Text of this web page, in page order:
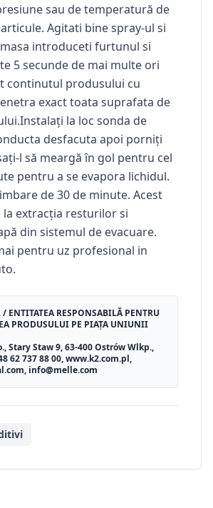
sau de temperatură de
Agitati bine spray-ul si
introduceti furtunul si
5 secunde de mai multe ori
continutul produsului cu
exact toata suprafata de
la loc sonda de
desfacuta apoi porniți
l să meargă în gol pentru cel
pentru a se evapora lichidul.
de 30 de minute. Acest
la extracția resturilor si
din sistemul de evacuare.
pentru uz profesional in
/ ENTITATEA RESPONSABILĂ PENTRU
PRODUSULUI PE PIAȚA UNIUNII
Stary Staw 9, 63-400 Ostrów Wlkp.,
62 737 88 00, www.k2.com.pl,
info@melle.com